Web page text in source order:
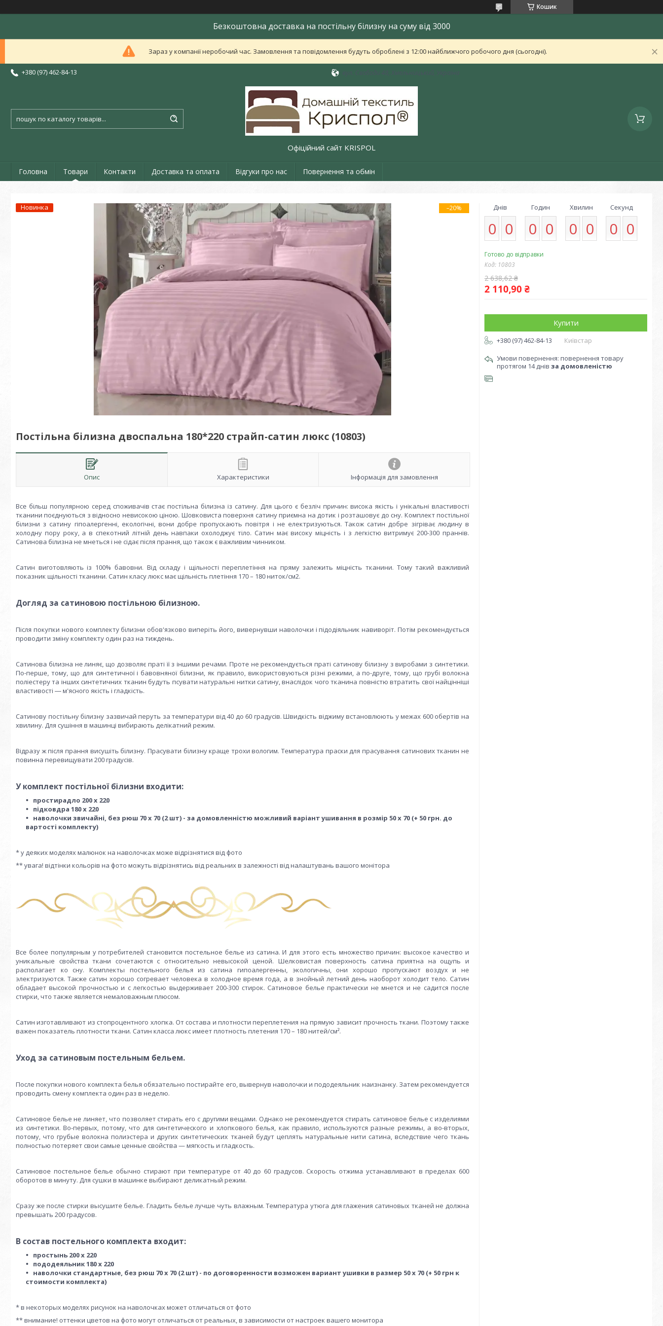
Кошик
Безкоштовна доставка на постільну білизну на суму від 3000
Зараз у компанії неробочий час. Замовлення та повідомлення будуть оброблені з 12:00 найближчого робочого дня (сьогодні).
+380 (97) 462-84-13
Офіційний сайт KRISPOL
Головна Товари Контакти Доставка та оплата Відгуки про нас Повернення та обмін
Новинка –20%
Постільна білизна двоспальна 180*220 страйп-сатин люкс (10803)
Опис Характеристики Інформація для замовлення
Все більш популярною серед споживачів стає постільна білизна із сатину. Для цього є безліч причин: висока якість і унікальні властивості
тканини поєднуються з відносно невисокою ціною. Шовковиста поверхня сатину приємна на дотик і розташовує до сну. Комплект постільної
білизни з сатину гіпоалергенні, екологічні, вони добре пропускають повітря і не електризуються. Також сатин добре зігріває людину в
холодну пору року, а в спекотний літній день навпаки охолоджує тіло. Сатин має високу міцність і з легкістю витримує 200-300 праннів.
Сатинова білизна не мнеться і не сідає після прання, що також є важливим чинником.
Сатин виготовляють із 100% бавовни. Від складу і щільності переплетіння на пряму залежить міцність тканини. Тому такий важливий
показник щільності тканини. Сатин класу люкс має щільність плетіння 170 – 180 ниток/см2.
Догляд за сатиновою постільною білизною.
Після покупки нового комплекту білизни обов'язково виперіть його, вивернувши наволочки і підодіяльник навиворіт. Потім рекомендується
проводити зміну комплекту один раз на тиждень.
Сатинова білизна не линяє, що дозволяє праті її з іншими речами. Проте не рекомендується праті сатинову білизну з виробами з синтетики.
По-перше, тому, що для синтетичної і бавовняної білизни, як правило, використовуються різні режими, а по-друге, тому, що грубі волокна
поліестеру та інших синтетичних тканин будуть псувати натуральні нитки сатину, внаслідок чого тканина повністю втратить свої найцінніші
властивості ― м'ясного якість і гладкість.
Сатинову постільну білизну зазвичай перуть за температури від 40 до 60 градусів. Швидкість віджиму встановлюють у межах 600 обертів на
хвилину. Для сушіння в машинці вибирають делікатний режим.
Відразу ж після прання висушіть білизну. Прасувати білизну краще трохи вологим. Температура праски для прасування сатинових тканин не
повинна перевищувати 200 градусів.
У комплект постільної білизни входити:
простирадло 200 х 220
підковдра 180 х 220
наволочки звичайні, без рюш 70 х 70 (2 шт) - за домовленністю можливий варіант ушивання в розмір 50 х 70 (+ 50 грн. до
вартості комплекту)
* у деяких моделях малюнок на наволочках може відрізнятися від фото
** увага! відтінки кольорів на фото можуть відрізнятись від реальних в залежності від налаштувань вашого монітора
Все более популярным у потребителей становится постельное белье из сатина. И для этого есть множество причин: высокое качество и
уникальные свойства ткани сочетаются с относительно невысокой ценой. Шелковистая поверхность сатина приятна на ощупь и
располагает ко сну. Комплекты постельного белья из сатина гипоалергенны, экологичны, они хорошо пропускают воздух и не
электризуются. Также сатин хорошо согревает человека в холодное время года, а в знойный летний день наоборот холодит тело. Сатин
обладает высокой прочностью и с легкостью выдерживает 200-300 стирок. Сатиновое белье практически не мнется и не садится после
стирки, что также является немаловажным плюсом.
Сатин изготавливают из стопроцентного хлопка. От состава и плотности переплетения на прямую зависит прочность ткани. Поэтому также
важен показатель плотности ткани. Сатин класса люкс имеет плотность плетения 170 – 180 нитей/см².
Уход за сатиновым постельным бельем.
После покупки нового комплекта белья обязательно постирайте его, вывернув наволочки и пододеяльник наизнанку. Затем рекомендуется
проводить смену комплекта один раз в неделю.
Сатиновое белье не линяет, что позволяет стирать его с другими вещами. Однако не рекомендуется стирать сатиновое белье с изделиями
из синтетики. Во-первых, потому, что для синтетического и хлопкового белья, как правило, используются разные режимы, а во-вторых,
потому, что грубые волокна полиэстера и других синтетических тканей будут цеплять натуральные нити сатина, вследствие чего ткань
полностью потеряет свои самые ценные свойства — мягкость и гладкость.
Сатиновое постельное белье обычно стирают при температуре от 40 до 60 градусов. Скорость отжима устанавливают в пределах 600
оборотов в минуту. Для сушки в машинке выбирают деликатный режим.
Сразу же после стирки высушите белье. Гладить белье лучше чуть влажным. Температура утюга для глажения сатиновых тканей не должна
превышать 200 градусов.
В состав постельного комплекта входит:
простынь 200 х 220
пододеяльник 180 х 220
наволочки стандартные, без рюш 70 х 70 (2 шт) - по договоренности возможен вариант ушивки в размер 50 х 70 (+ 50 грн к
стоимости комплекта)
* в некоторых моделях рисунок на наволочках может отличаться от фото
** внимание! оттенки цветов на фото могут отличаться от реальных, в зависимости от настроек вашего монитора
Днів
0 0
Годин
0 0
Хвилин
0 0
Секунд
0 0
Готово до відправки
Код: 10803
2 638,62 ₴
2 110,90 ₴
Купити
+380 (97) 462-84-13
Київстар
повернення товару
протягом 14 днів за домовленістю